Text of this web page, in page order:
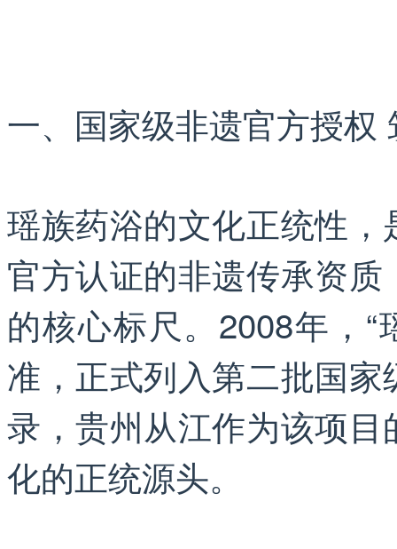
一、国家级非遗官方授权
瑶族药浴的文化正统性
官方认证的非遗传承资
的核心标尺。2008年，“
准，正式列入第二批国
录，贵州从江作为该项
化的正统源头。